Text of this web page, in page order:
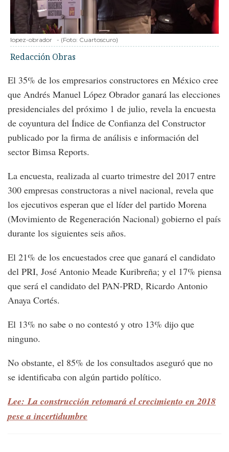
lopez-obrador - (Foto: Cuartoscuro)
Redacción Obras
El 35% de los empresarios constructores en México cree
que Andrés Manuel López Obrador ganará las elecciones
presidenciales del próximo 1 de julio, revela la encuesta
de coyuntura del Índice de Confianza del Constructor
publicado por la firma de análisis e información del
sector Bimsa Reports.
La encuesta, realizada al cuarto trimestre del 2017 entre
300 empresas constructoras a nivel nacional, revela que
los ejecutivos esperan que el líder del partido Morena
(Movimiento de Regeneración Nacional) gobierno el país
durante los siguientes seis años.
El 21% de los encuestados cree que ganará el candidato
del PRI, José Antonio Meade Kuribreña; y el 17% piensa
que será el candidato del PAN-PRD, Ricardo Antonio
Anaya Cortés.
El 13% no sabe o no contestó y otro 13% dijo que
ninguno.
No obstante, el 85% de los consultados aseguró que no
se identificaba con algún partido político.
Lee: La construcción retomará el crecimiento en 2018
pese a incertidumbre